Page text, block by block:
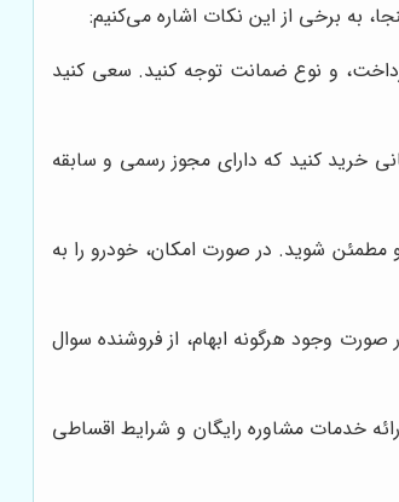
و نوع ضمانت توجه کنید. سعی کنید
خرید کنید که دارای مجوز رسمی و سابقه
مطمئن شوید. در صورت امکان، خودرو را به
صورت وجود هرگونه ابهام، از فروشنده سوال
خدمات مشاوره رایگان و شرایط اقساطی